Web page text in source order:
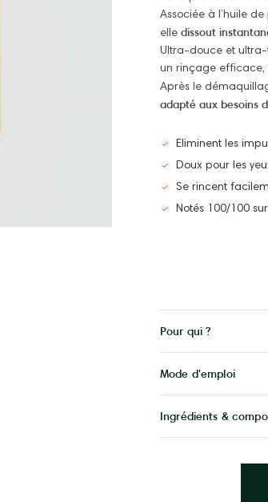
Associée à l’huile
elle dissout
Ultra-douce et
un rinçage efficace,
Après le
adapté aux besoins
Eliminent les
Doux pour les
Se rincent
Notés 100/100
Pour qui ?
Mode d'emploi
Ingrédients &